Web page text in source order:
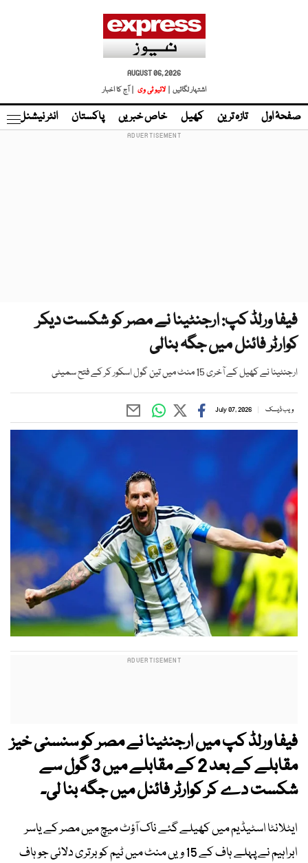
AUGUST 06, 2026
اشتہار لگائیں |
لائیو ٹی وی | آج کا اخبار
صفحۂ اول تازہ ترین کھیل خاص خبریں پاکستان انٹر نیشنل
فیفا ورلڈ کپ: ارجنٹینا نے مصر کو شکست دیکر
کوارٹر فائنل میں جگہ بنالی
ارجنٹینا نے کھیل کے آخری 15 منٹ میں تین گول اسکور کر کے فتح سمیٹی
ویب ڈیسک July 07, 2026
فیفا ورلڈ کپ میں ارجنٹینا نے مصر کو سنسنی خیز
مقابلے کے بعد 2 کے مقابلے میں 3 گول سے
شکست دے کر کوارٹر فائنل میں جگہ بنا لی۔
ایٹلانٹا اسٹیڈیم میں کھیلے گئے ناک آؤٹ میچ میں مصر کے یاسر
ابراہیم نے پہلے ہاف کے 15 ویں منٹ میں ٹیم کو برتری دلائی جو ہاف